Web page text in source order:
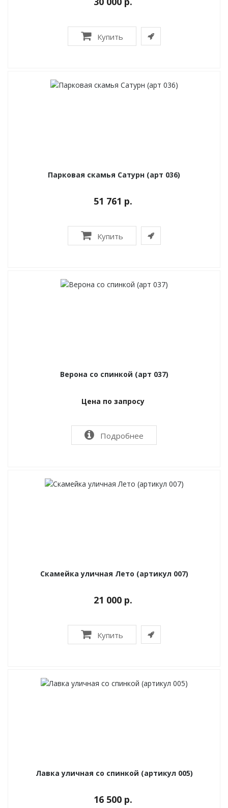
Купить
Парковая скамья Сатурн (арт 036)
51 761 р.
Купить
Верона со спинкой (арт 037)
Цена по запросу
Подробнее
Скамейка уличная Лето (артикул 007)
21 000 р.
Купить
Лавка уличная со спинкой (артикул 005)
16 500 р.